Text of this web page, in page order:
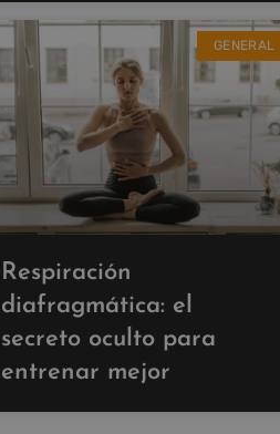
GENERAL
Respiración
diafragmática: el
secreto oculto para
entrenar mejor